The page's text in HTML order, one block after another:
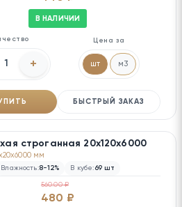
В НАЛИЧИИ
+
Цена за
шт м3
БЫСТРЫЙ ЗАКАЗ
строганная 20х120х6000
мм
Влажность:8-12% В кубе: 69 шт
560.00 ₽
480 ₽